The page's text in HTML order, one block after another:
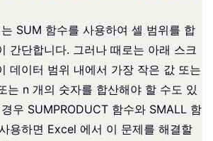
SUM 함수를 사용하여 셀 범위를 합
간단합니다. 그러나 때로는 아래 스크
데이터 범위 내에서 가장 작은 값 또는
는 n 개의 숫자를 합산해야 할 수도 있
우 SUMPRODUCT 함수와 SMALL 함
용하면 Excel 에서 이 문제를 해결할